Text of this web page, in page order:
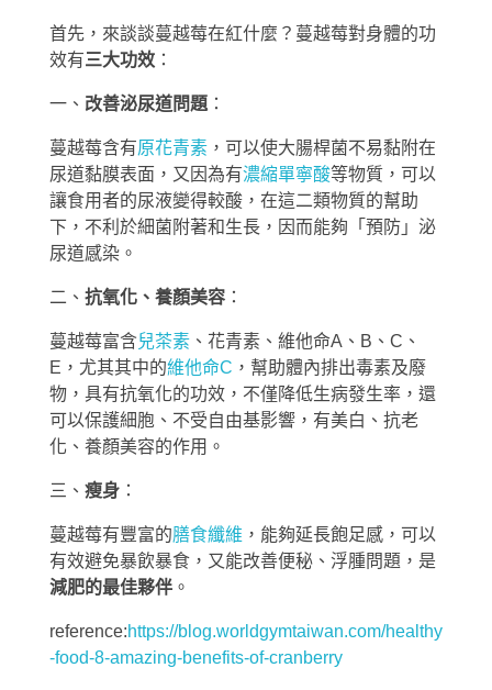
首先，來談談蔓越莓在紅什麼？蔓越莓對身體的功
效有三大功效 ：
一、 改善泌尿道問題 ：
蔓越莓含有原花青素 ，可以使大腸桿菌不易黏附在
尿道黏膜表面，又因為有濃縮單寧酸等物質，可以
讓食用者的尿液變得較酸，在這二類物質的幫助
下，不利於細菌附著和生長，因而能夠「預防」泌
尿道感染。
二、 抗氧化、養顏美容 ：
蔓越莓富含兒茶素 、花青素、維他命A、B、C、
E，尤其其中的維他命C ，幫助體內排出毒素及廢
物，具有抗氧化的功效，不僅降低生病發生率，還
可以保護細胞、不受自由基影響，有美白、抗老
化、養顏美容的作用。
三、 瘦身 ：
蔓越莓有豐富的膳食纖維 ，能夠延長飽足感，可以
有效避免暴飲暴食，又能改善便秘、浮腫問題，是
減肥的最佳夥伴 。
reference:https://blog.worldgymtaiwan.com/healthy
-food-8-amazing-benefits-of-cranberry